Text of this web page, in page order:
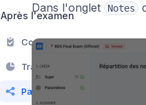
Après l'examen
Corriger
Traiter les résultats
Partager les notes & copies
Dans l'onglet Notes